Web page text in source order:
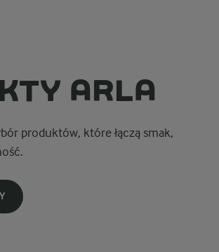
ARLA
produktów, które łączą smak,